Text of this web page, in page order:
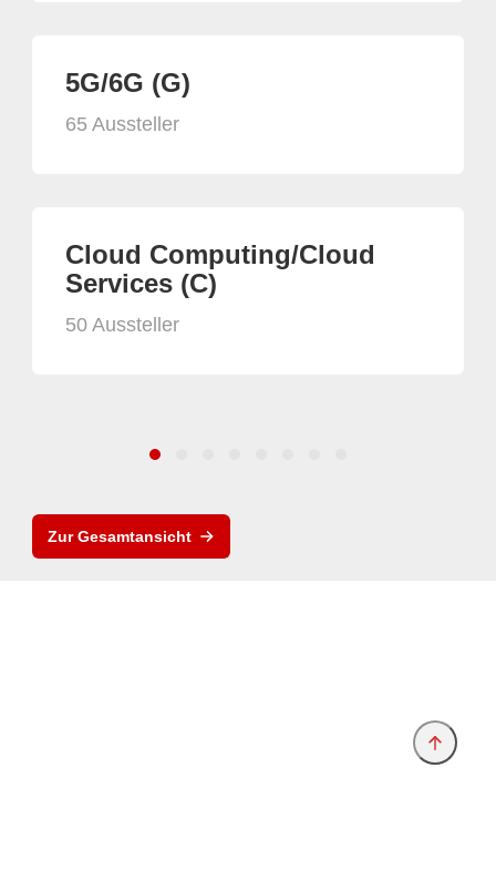
5G/6G (G)
65 Aussteller
Cloud Computing/Cloud
Services (C)
50 Aussteller
Zur Gesamtansicht